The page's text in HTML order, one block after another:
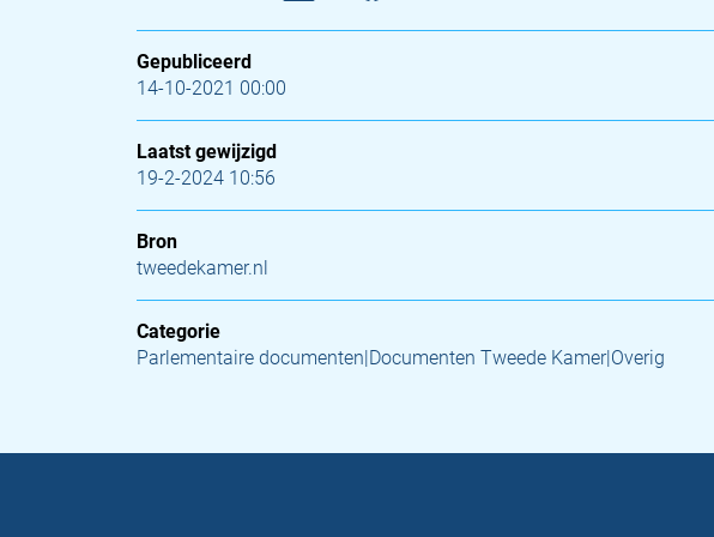
Gepubliceerd
14-10-2021 00:00
Laatst gewijzigd
19-2-2024 10:56
Bron
tweedekamer.nl
Categorie
Parlementaire documenten|Documenten Tweede Kamer|Overig